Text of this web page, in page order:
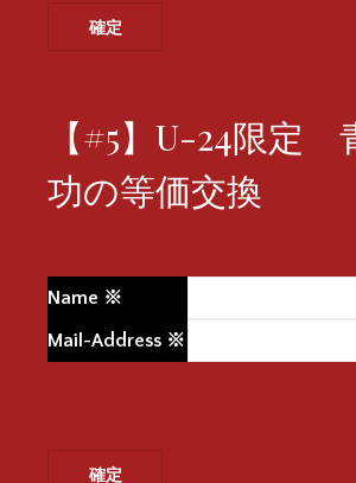
【#5】U-24限定
功の等価交換
Name ※
Mail-Address ※